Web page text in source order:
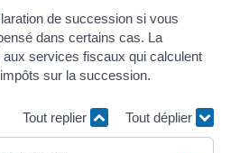
de succession si vous
dans certains cas. La
services fiscaux qui calculent
sur la succession.
Tout replier Tout déplier